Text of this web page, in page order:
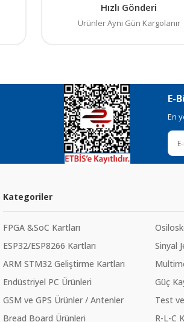
Hızlı Gönderi
Ürünler Aynı Gün Kargolanır
E-
En
Kategoriler
FPGA &SoC Kartları
ESP32/ESP8266 Kartları
ARM STM32 Geliştirme Kartları
Endüstriyel PC Ürünleri
GSM ve GPS Ürünler / Antenler
Bread Board Ürünleri
Sinyal
Güç
Test
R-L-C